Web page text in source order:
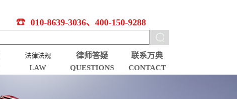
010-8639-3036、400-150-9288
法律法规
LAW
律师答疑
QUESTIONS
联系万典
CONTACT